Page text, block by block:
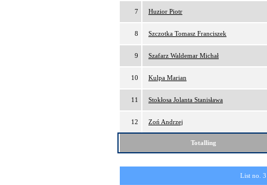
7 Huzior Piotr
8 Szczotka Tomasz Franciszek
9 Szafarz Waldemar Michał
10 Kulpa Marian
11 Stokłosa Jolanta Stanisława
12 Zoń Andrzej
Totalling
List no.